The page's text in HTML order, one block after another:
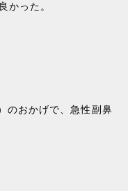
かった。
のおかげで、急性副鼻